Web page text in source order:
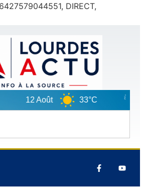
DIRECT,
12 Août 33°C 13 Août